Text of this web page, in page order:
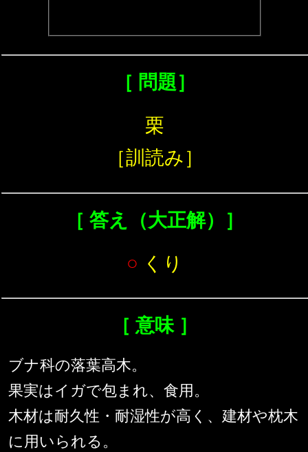
［ 問題］
栗
［訓読み］
［ 答え（大正解）］
○ くり
［ 意味 ］
ブナ科の落葉高木。
果実はイガで包まれ、食用。
木材は耐久性・耐湿性が高く、建材や枕木
に用いられる。